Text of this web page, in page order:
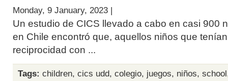
Monday, 9 January, 2023 |
Un estudio de CICS llevado a cabo en casi 900
en Chile encontró que, aquellos niños que
reciprocidad con ...
Tags: children, cics udd, colegio, juegos, niños, school